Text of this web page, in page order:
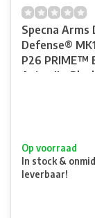
Specna Arms
Defense®
P26 PRIME™
Aster II - Black
Op voorraad
In stock &
leverbaar!